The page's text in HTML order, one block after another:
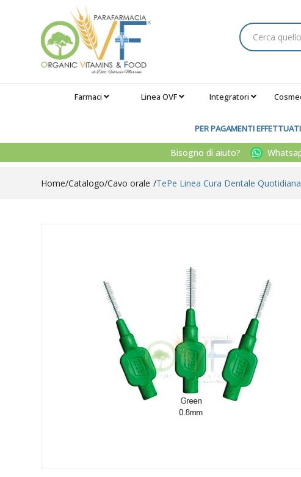
Farmaci Linea OVF Integratori
PER PAGAMENTI
Bisogno di aiuto?
Home Catalogo/Cavo orale TePe Linea Cura Dentale